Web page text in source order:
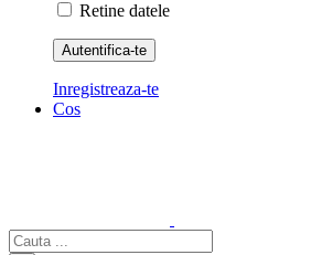
Retine datele
Inregistreaza-te
Cos
Cautare...